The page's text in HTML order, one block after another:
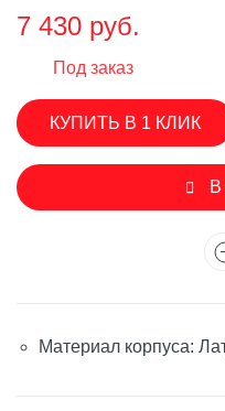
7 430 руб.
Под заказ
КУПИТЬ В 1 КЛИК
Материал корпуса: